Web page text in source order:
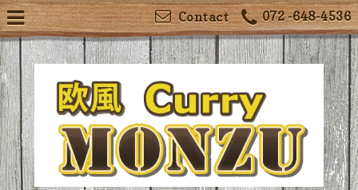
072 -648-4536
Contact